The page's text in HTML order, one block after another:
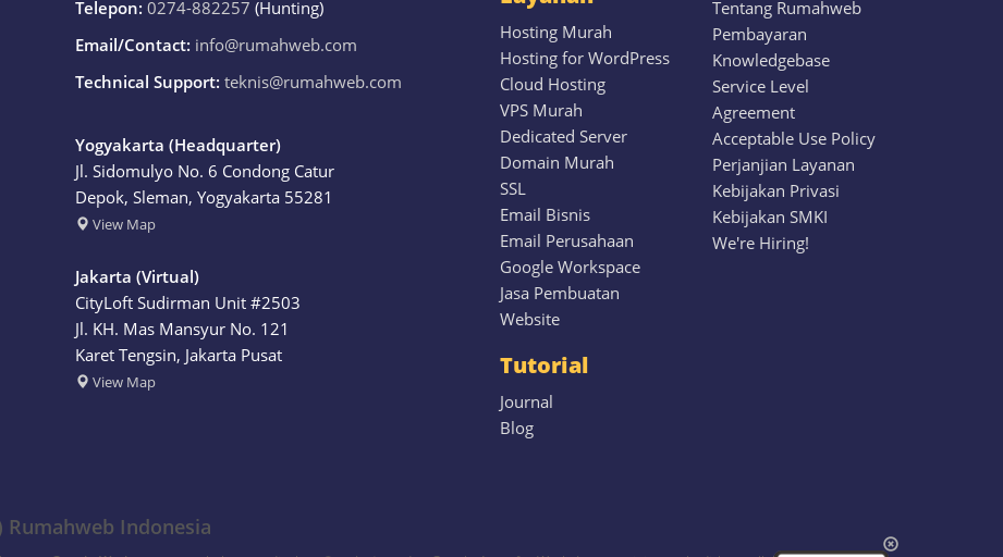
Telepon: 0274-882257 (Hunting)
Email/Contact: info@rumahweb.com
Technical Support: teknis@rumahweb.com
Yogyakarta (Headquarter)
Jl. Sidomulyo No. 6 Condong Catur
Depok, Sleman, Yogyakarta 55281
View Map
Jakarta (Virtual)
CityLoft Sudirman Unit #2503
Jl. KH. Mas Mansyur No. 121
Karet Tengsin, Jakarta Pusat
View Map
Hosting Murah
Hosting for WordPress
Cloud Hosting
VPS Murah
Dedicated Server
Domain Murah
SSL
Email Bisnis
Email Perusahaan
Google Workspace
Jasa Pembuatan
Website
Tutorial
Journal
Blog
Tentang Rumahweb
Pembayaran
Knowledgebase
Service Level
Agreement
Acceptable Use Policy
Perjanjian Layanan
Kebijakan Privasi
Kebijakan SMKI
We're Hiring!
Rumahweb Indonesia